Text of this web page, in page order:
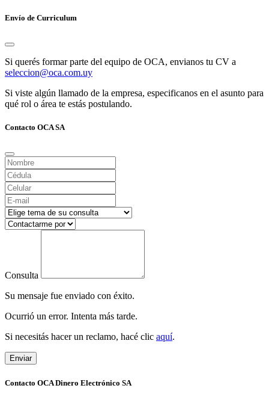
Envío de Curriculum
Si querés formar parte del equipo de OCA, envianos tu CV a
seleccion@oca.com.uy
Si viste algún llamado de la empresa, especificanos en el asunto para
qué rol o área te estás postulando.
Contacto OCA SA
Consulta
Su mensaje fue enviado con éxito.
Ocurrió un error. Intenta más tarde.
Si necesitás hacer un reclamo, hacé clic aquí.
Enviar
Contacto OCA Dinero Electrónico SA